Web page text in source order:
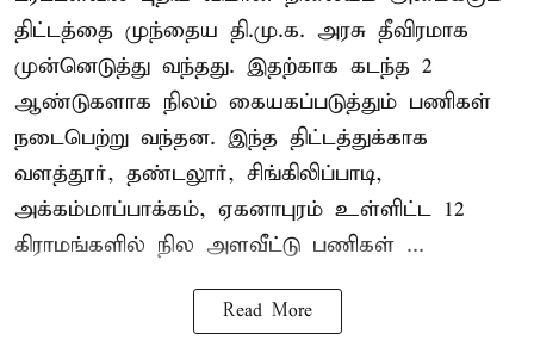
திட்டத்தை முந்தைய தி.மு.க. அரசு தீவிரமாக
முன்னெடுத்து வந்தது. இதற்காக கடந்த 2
ஆண்டுகளாக நிலம் கையகப்படுத்தும் பணிகள்
நடைபெற்று வந்தன. இந்த திட்டத்துக்காக
வளத்தூர், தண்டலூர், சிங்கிலிப்பாடி,
அக்கம்மாப்பாக்கம், ஏகனாபுரம் உள்ளிட்ட 12
கிராமங்களில் நில அளவீட்டு பணிகள் ...
Read More